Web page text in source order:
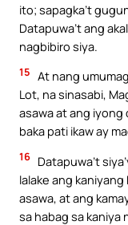
ito; sapagka’t
Datapuwa’t ang
nagbibiro siya.
15 At nang
Lot, na sinasabi,
asawa at ang iyong
baka pati ikaw ay
16 Datapuwa’t
lalake ang
asawa, at ang
sa habag sa kaniya